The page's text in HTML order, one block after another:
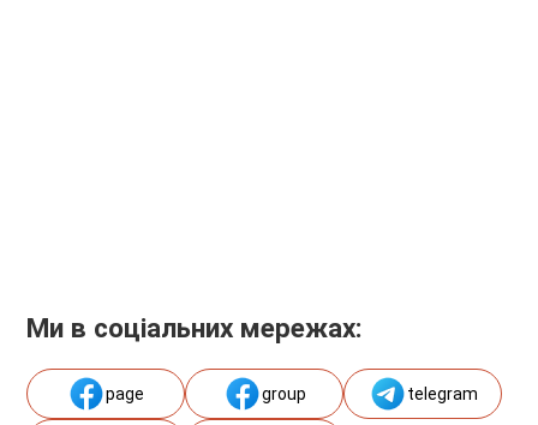
Ми в соціальних мережах:
page group telegram